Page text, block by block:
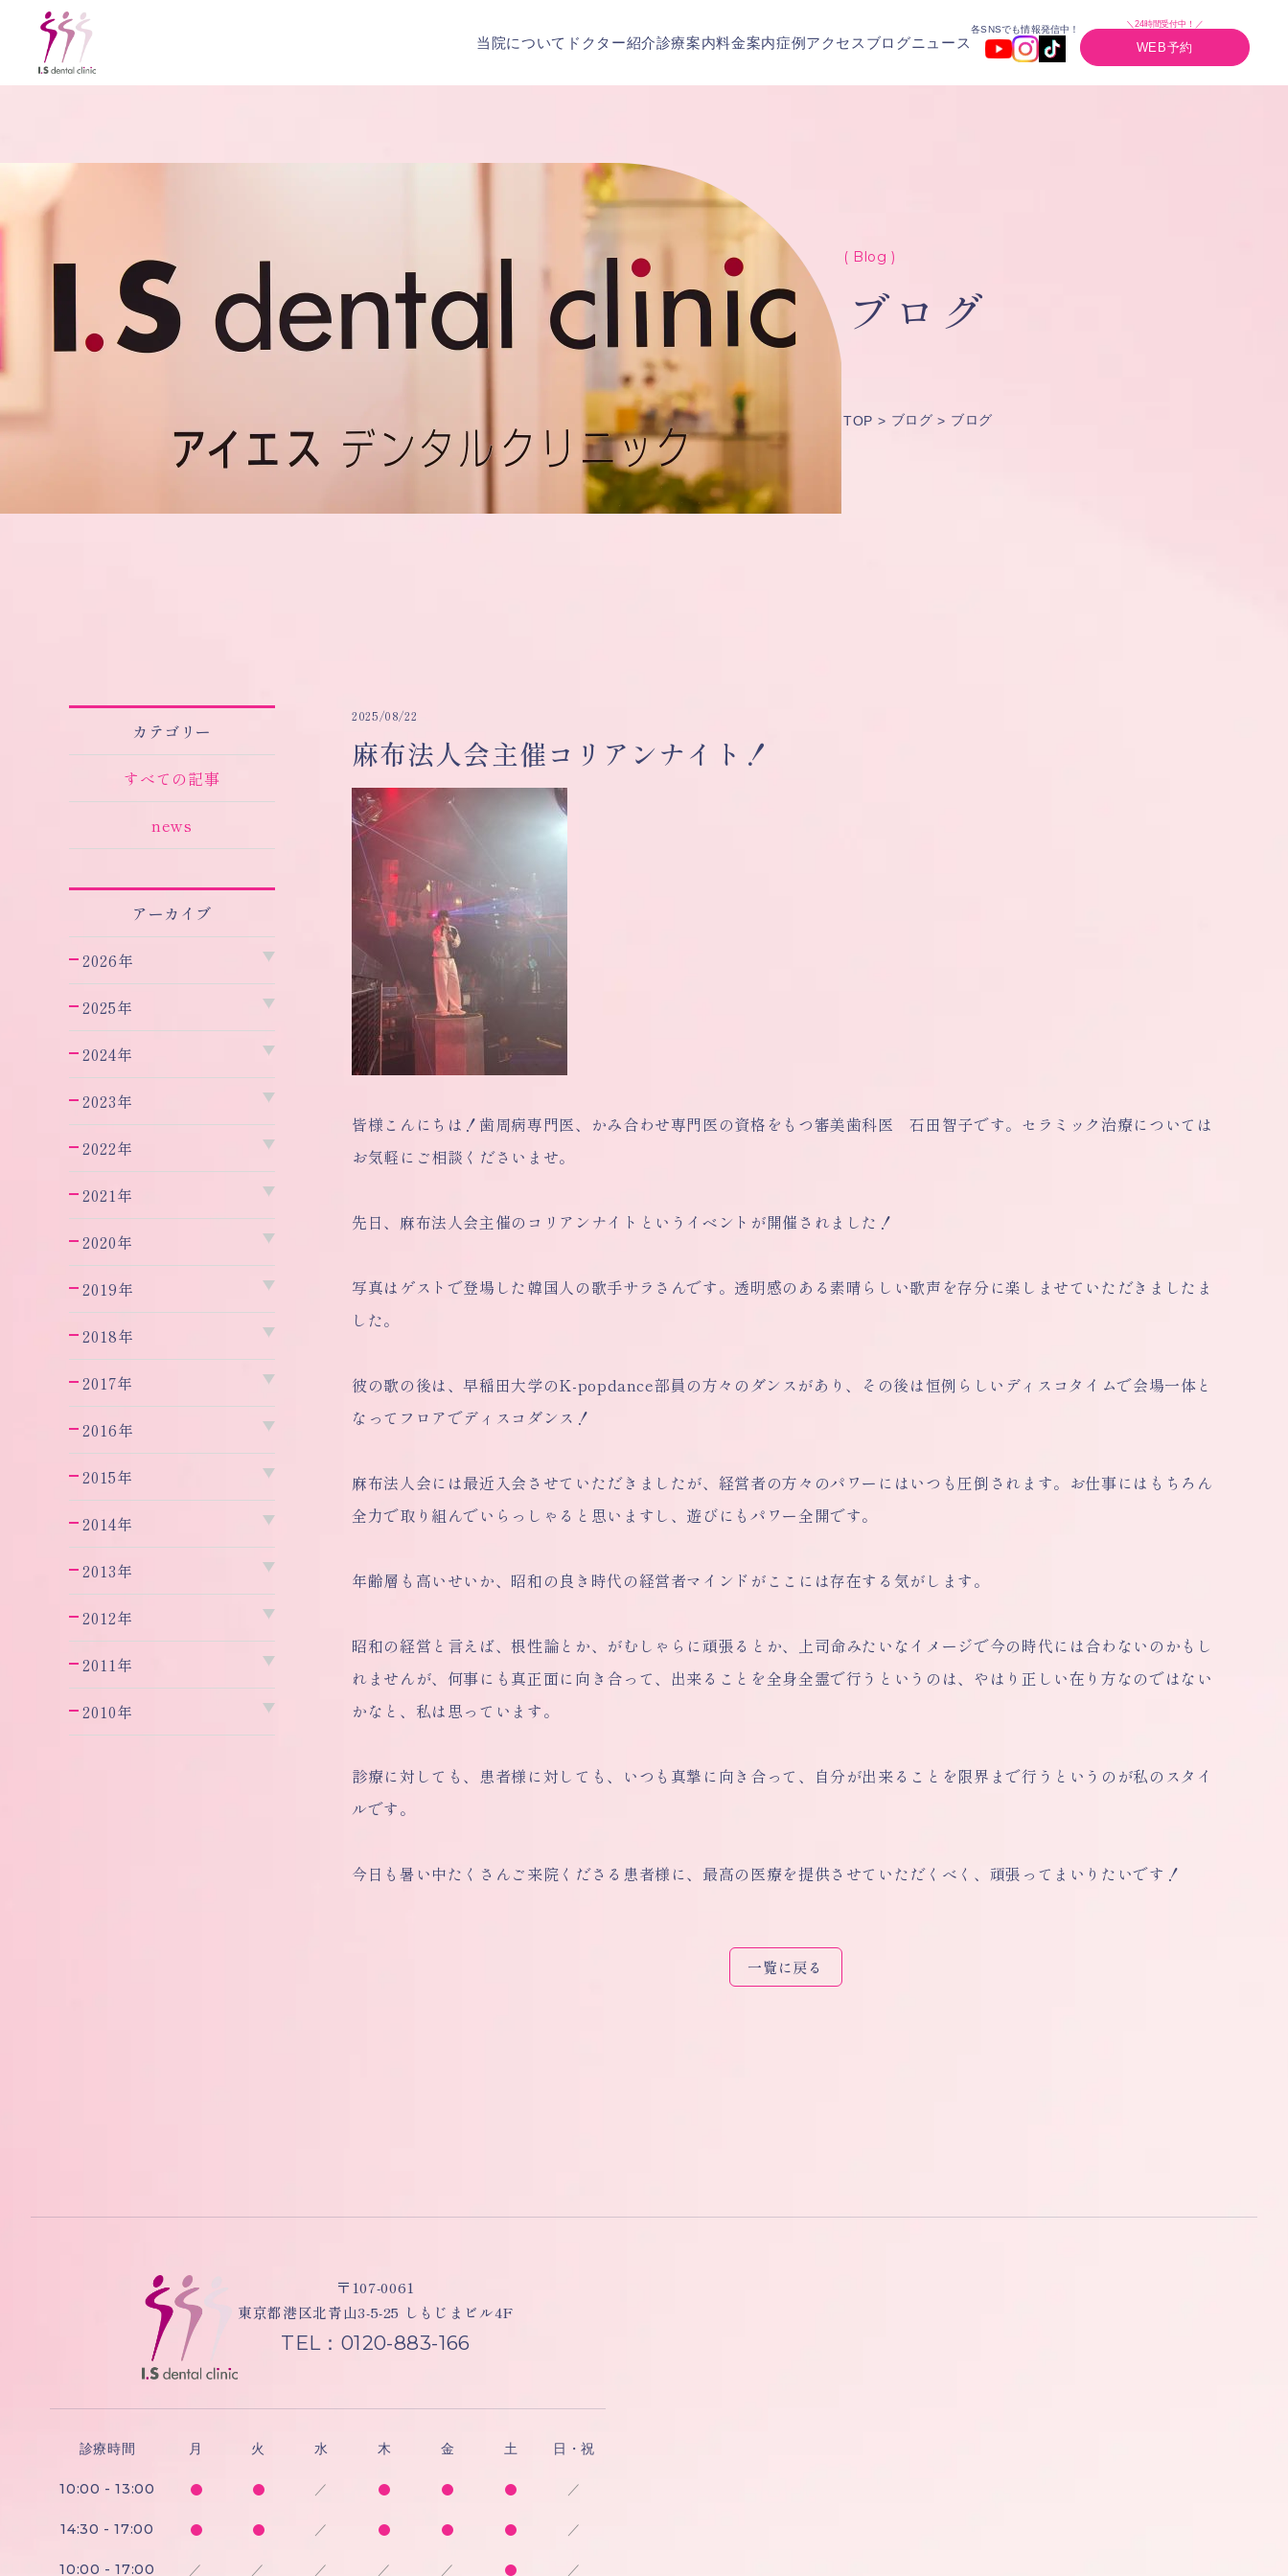
当院について ドクター紹介診療案内料金案内症例アクセス ブログニュース
各SNSでも情報発信中！
＼24時間受付中！／
WEB予約
( Blog )
ブログ
TOP ブログ ブログ
カテゴリー
すべての記事
news
アーカイブ
2026年
2025年
2024年
2023年
2022年
2021年
2020年
2019年
2018年
2017年
2016年
2015年
2014年
2013年
2012年
2011年
2010年
2025/08/22
麻布法人会主催コリアンナイト！
皆様こんにちは！歯周病専門医、かみ合わせ専門医の資格をもつ審美歯科医 石田智子です。セラミック治療については
お気軽にご相談くださいませ。
先日、麻布法人会主催のコリアンナイトというイベントが開催されました！
写真はゲストで登場した韓国人の歌手サラさんです。透明感のある素晴らしい歌声を存分に楽しませていただきましたま
した。
彼の歌の後は、早稲田大学のK-popdance部員の方々のダンスがあり、その後は恒例らしいディスコタイムで会場一体と
なってフロアでディスコダンス！
麻布法人会には最近入会させていただきましたが、経営者の方々のパワーにはいつも圧倒されます。お仕事にはもちろん
全力で取り組んでいらっしゃると思いますし、遊びにもパワー全開です。
年齢層も高いせいか、昭和の良き時代の経営者マインドがここには存在する気がします。
昭和の経営と言えば、根性論とか、がむしゃらに頑張るとか、上司命みたいなイメージで今の時代には合わないのかもし
れませんが、何事にも真正面に向き合って、出来ることを全身全霊で行うというのは、やはり正しい在り方なのではない
かなと、私は思っています。
診療に対しても、患者様に対しても、いつも真摯に向き合って、自分が出来ることを限界まで行うというのが私のスタイ
ルです。
今日も暑い中たくさんご来院くださる患者様に、最高の医療を提供させていただくべく、頑張ってまいりたいです！
一覧に戻る
〒107-0061
東京都港区北青山3-5-25 しもじまビル4F
TEL：0120-883-166
診療時間 月 火 水 木 金 土 日・祝
10:00 - 13:00 ／ ／
14:30 - 17:00 ／ ／
10:00 - 17:00 ／ ／ ／ ／ ／ ／